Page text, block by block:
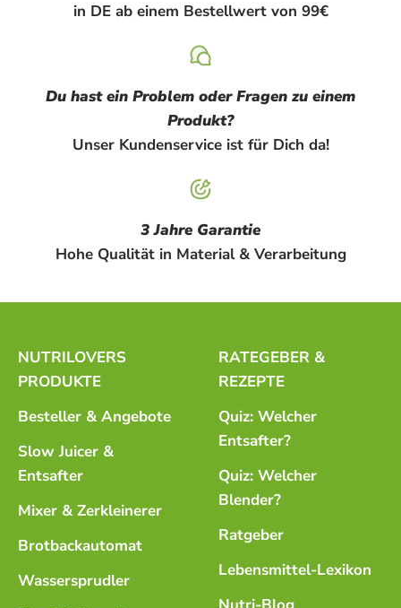
in DE ab einem Bestellwert von 99€
Du hast ein Problem oder Fragen zu einem
Produkt?
Unser Kundenservice ist für Dich da!
3 Jahre Garantie
Hohe Qualität in Material & Verarbeitung
NUTRILOVERS
PRODUKTE
Besteller & Angebote
Slow Juicer &
Entsafter
Mixer & Zerkleinerer
Brotbackautomat
Wassersprudler
RATEGEBER &
REZEPTE
Quiz: Welcher
Entsafter?
Quiz: Welcher
Blender?
Ratgeber
Lebensmittel-Lexikon